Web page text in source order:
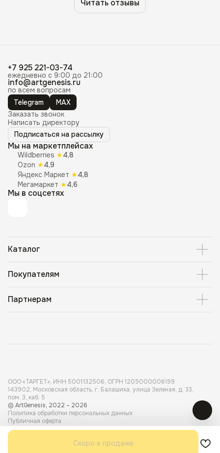
Читать отзывы
+7 925 221-03-74
ежедневно с 9:00 до 21:00
info@artgenesis.ru
по всем вопросам
Telegram
MAX
Заказать звонок
Написать директору
Подписаться на рассылку
Мы на маркетплейсах
Wildberries ★4,8
Ozon ★4,9
Яндекс Маркет ★4,8
Мегамаркет ★4,6
Мы в соцсетях
Каталог
Покупателям
Партнерам
ООО «ТАРГЕТ», ИНН 5001 132506, ОГРН 1205000006199
143902, Московская область, г. Балашиха, улица Зеленая, д. 33,
пом. 3, каб. 5
© ArtGenesis, 2022 – 2026
Политика обработки персональных данных
Публичная оферта
Карта сайта
Dmitry Tretyakov